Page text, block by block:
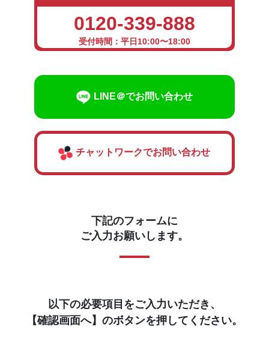
0120-339-888
受付時間：平日10:00〜18:00
LINE＠でお問い合わせ
チャットワークでお問い合わせ
下記のフォームに
ご入力お願いします。
以下の必要項目をご入力いただき、
【確認画面へ】のボタンを押してください。